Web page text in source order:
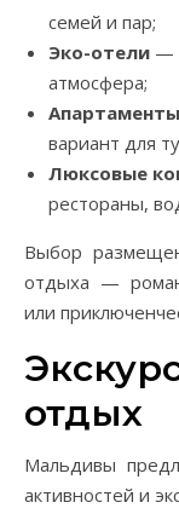
семей и пар;
Эко-отели —
атмосфера;
вариант для
Люксовые
рестораны,
Выбор
отдыха —
или
отдых
Мальдивы
активностей и